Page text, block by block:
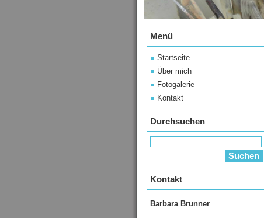
Menü
Startseite
Über mich
Fotogalerie
Kontakt
Durchsuchen
Kontakt
Barbara Brunner